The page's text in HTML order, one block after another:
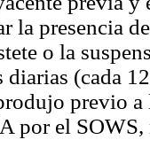
la presencia
o la
diarias (cada
previo
por el SOWS,